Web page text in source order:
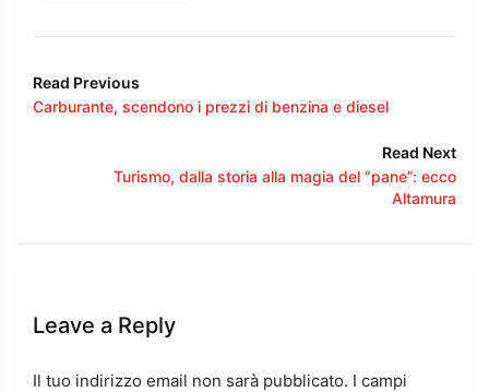
Read Previous
Carburante, scendono i prezzi di benzina e diesel
Read Next
Turismo, dalla storia alla magia del “pane”: ecco
Altamura
Leave a Reply
Il tuo indirizzo email non sarà pubblicato. I campi